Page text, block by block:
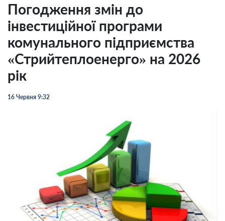
Погодження змін до
інвестиційної програми
комунального підприємства
«Стрийтеплоенерго» на 2026
рік
16 Червня 9:32